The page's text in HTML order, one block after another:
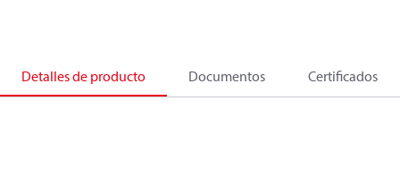
Detalles de producto Documentos Certificados